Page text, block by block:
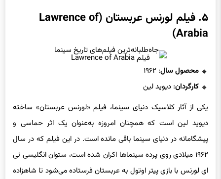
۵. فیلم لورنس عربستان (Lawrence of
Arabia)
فیلم Lawrence of Arabia
محصول سال: ۱۹۶۲
کارگردان: دیوید لین
یکی از آثار کلاسیک دنیای سینما، فیلم «لورنس عربستان» ساخته
دیوید لین است که همچنان امروزه به‌عنوان یک اثر حماسی و
پیشگامانه در دنیای سینما باقی مانده است. در این فیلم که در سال
۱۹۶۲ میلادی روی پرده سینماها اکران شده است، ستوان انگلیسی تی
ای لورنس با بازی پیتر اوتول به عربستان فرستاده می‌شود تا شاهزاده